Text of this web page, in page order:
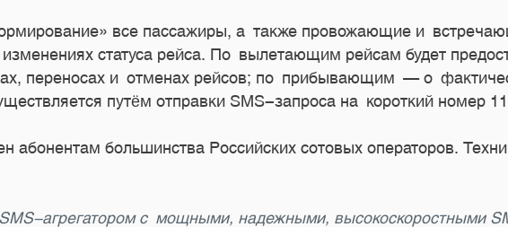
все пассажиры, а также провожающие и
статуса рейса. По вылетающим рейсам будет
переносах и отменах рейсов; по прибывающим — о
путём отправки SMS-запроса на короткий номер
абонентам большинства Российских сотовых операторов.
агрегатором с мощными, надежными, высокоскоростными